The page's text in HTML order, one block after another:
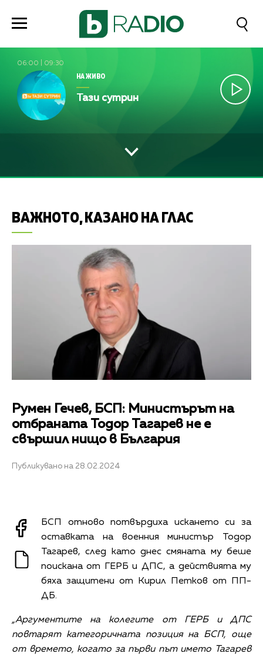
06:00 09:30
НА ЖИВО
Тази сутрин
ВАЖНОТО, КАЗАНО НА ГЛАС
Румен Гечев, БСП: Министърът на
отбраната Тодор Тагарев не е
свършил нищо в България
Публикувано на 28.02.2024
БСП отново потвърдиха искането си за
оставката на военния министър Тодор
Тагарев, след като днес смяната му беше
поискана от ГЕРБ и ДПС, а действията му
бяха защитени от Кирил Петков от ПП-
ДБ.
„Аргументите на колегите от ГЕРБ и ДПС
повтарят категоричната позиция на БСП, още
от времето, когато за първи път името Тагарев